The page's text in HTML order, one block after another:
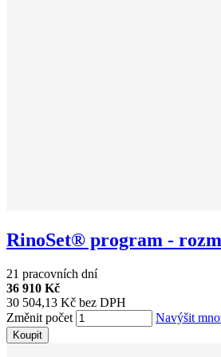
RinoSet® program -
21 pracovních dní
36 910 Kč
30 504,13 Kč bez DPH
Změnit počet
Navýšit
Koupit